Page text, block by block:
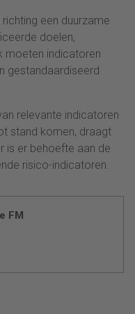
een duurzame
doelen,
moeten indicatoren
gestandaardiseerd
relevante indicatoren
stand komen, draagt
is er behoefte aan de
risico-indicatoren.
FM